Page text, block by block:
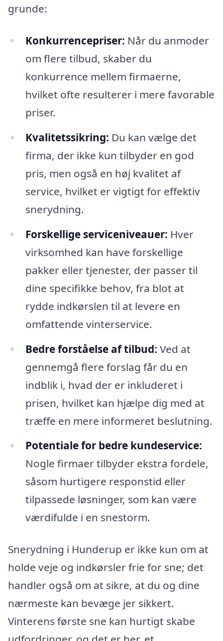
grunde:
Konkurrencepriser: Når du anmoder
om flere tilbud, skaber du
konkurrence mellem firmaerne,
hvilket ofte resulterer i mere favorable
priser.
Kvalitetssikring: Du kan vælge det
firma, der ikke kun tilbyder en god
pris, men også en høj kvalitet af
service, hvilket er vigtigt for effektiv
snerydning.
Forskellige serviceniveauer: Hver
virksomhed kan have forskellige
pakker eller tjenester, der passer til
dine specifikke behov, fra blot at
rydde indkørslen til at levere en
omfattende vinterservice.
Bedre forståelse af tilbud: Ved at
gennemgå flere forslag får du en
indblik i, hvad der er inkluderet i
prisen, hvilket kan hjælpe dig med at
træffe en mere informeret beslutning.
Potentiale for bedre kundeservice:
Nogle firmaer tilbyder ekstra fordele,
såsom hurtigere responstid eller
tilpassede løsninger, som kan være
værdifulde i en snestorm.
Snerydning i Hunderup er ikke kun om at
holde veje og indkørsler frie for sne; det
handler også om at sikre, at du og dine
nærmeste kan bevæge jer sikkert.
Vinterens første sne kan hurtigt skabe